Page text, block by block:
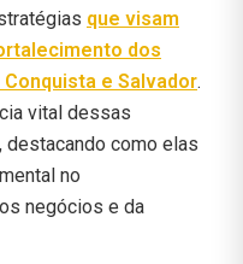
que visam
dos
e Salvador.
vital dessas
destacando como elas
no
negócios e da